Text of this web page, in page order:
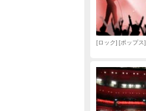
ロック ポップス